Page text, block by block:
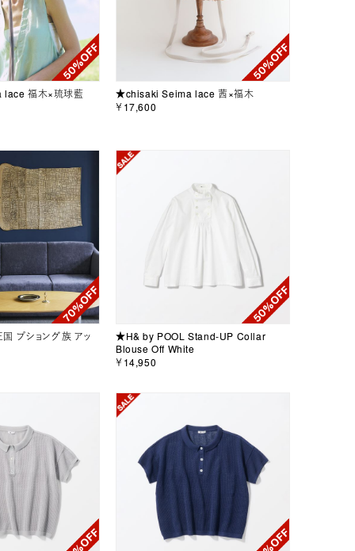
福木×琉球藍
★chisaki Seima lace 茜×福木
￥17,600
プショング族 アッ
★H& by POOL Stand-UP Collar
Blouse Off White
￥14,950